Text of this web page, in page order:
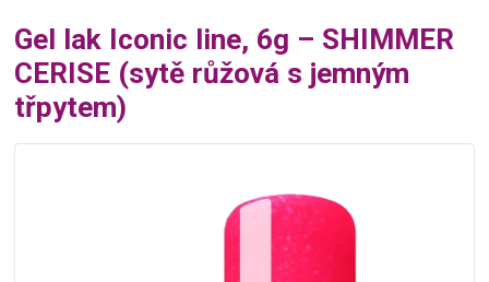
Gel lak Iconic line, 6g – SHIMMER
CERISE (sytě růžová s jemným
třpytem)